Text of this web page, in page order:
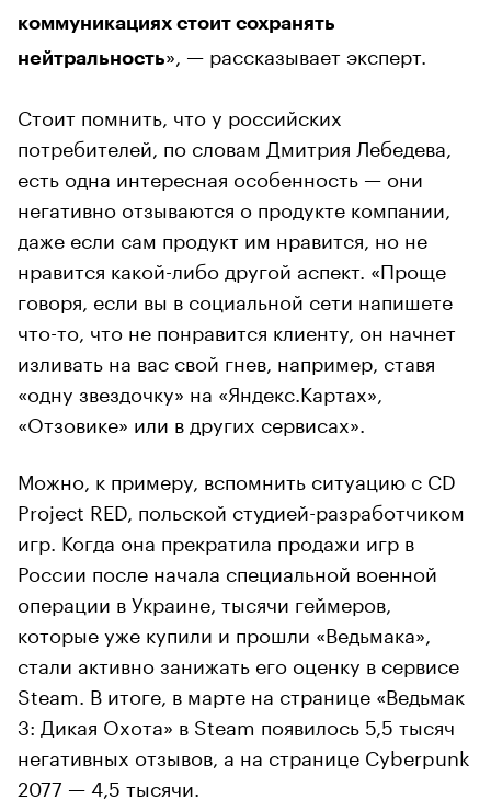
коммуникациях стоит сохранять
нейтральность», — рассказывает эксперт.
Стоит помнить, что у российских
потребителей, по словам Дмитрия Лебедева,
есть одна интересная особенность — они
негативно отзываются о продукте компании,
даже если сам продукт им нравится, но не
нравится какой-либо другой аспект. «Проще
говоря, если вы в социальной сети напишете
что-то, что не понравится клиенту, он начнет
изливать на вас свой гнев, например, ставя
«одну звездочку» на «Яндекс.Картах»,
«Отзовике» или в других сервисах».
Можно, к примеру, вспомнить ситуацию с CD
Project RED, польской студией-разработчиком
игр. Когда она прекратила продажи игр в
России после начала специальной военной
операции в Украине, тысячи геймеров,
которые уже купили и прошли «Ведьмака»,
стали активно занижать его оценку в сервисе
Steam. В итоге, в марте на странице «Ведьмак
3: Дикая Охота» в Steam появилось 5,5 тысяч
негативных отзывов, а на странице Cyberpunk
2077 — 4,5 тысячи.